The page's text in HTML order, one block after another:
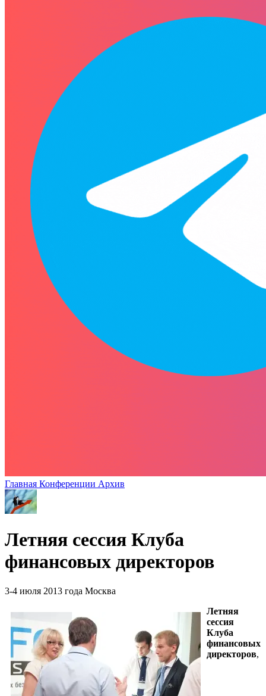
Главная Конференции Архив
Летняя сессия Клуба
финансовых директоров
3-4 июля 2013 года Москва
Летняя
сессия
Клуба
финансовых
директоров,